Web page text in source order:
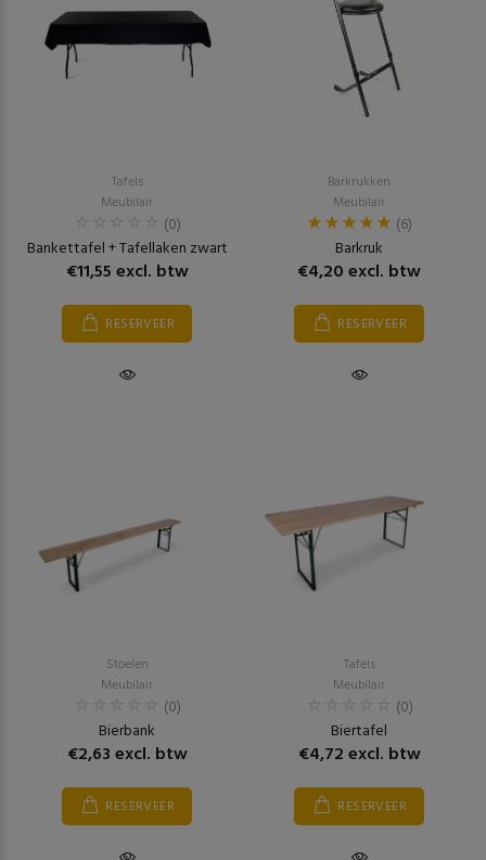
Tafels
Meubilair
(0)
Bankettafel + Tafellaken zwart
€11,55 excl. btw
RESERVEER
Barkrukken
Meubilair
(6)
Barkruk
€4,20 excl. btw
RESERVEER
Stoelen
Meubilair
(0)
Bierbank
€2,63 excl. btw
RESERVEER
Tafels
Meubilair
(0)
Biertafel
€4,72 excl. btw
RESERVEER